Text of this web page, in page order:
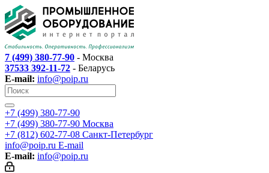
7 (499) 380-77-90 - Москва
37533 392-11-72 - Беларусь
E-mail: info@poip.ru
+7 (499) 380-77-90
+7 (499) 380-77-90 Москва
+7 (812) 602-77-08 Санкт-Петербург
info@poip.ru E-mail
E-mail: info@poip.ru